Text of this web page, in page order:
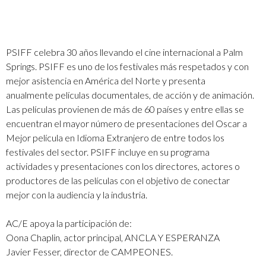
PSIFF celebra 30 años llevando el cine internacional a Palm
Springs. PSIFF es uno de los festivales más respetados y con
mejor asistencia en América del Norte y presenta
anualmente películas documentales, de acción y de animación.
Las películas provienen de más de 60 países y entre ellas se
encuentran el mayor número de presentaciones del Oscar a
Mejor película en Idioma Extranjero de entre todos los
festivales del sector. PSIFF incluye en su programa
actividades y presentaciones con los directores, actores o
productores de las películas con el objetivo de conectar
mejor con la audiencia y la industria.
AC/E apoya la participación de:
Oona Chaplin, actor principal, ANCLA Y ESPERANZA
Javier Fesser, director de CAMPEONES.